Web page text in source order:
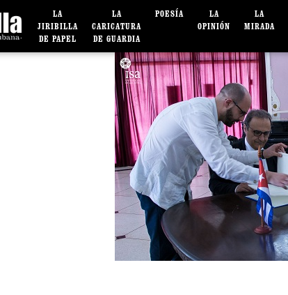
LA
JIRIBILLA
DE PAPEL
LA
CARICATURA
DE GUARDIA
POESÍA
LA
OPINIÓN
LA
MIRADA